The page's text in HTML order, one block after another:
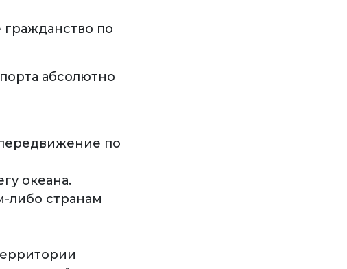
по
абсолютно
по
океана.
либо странам